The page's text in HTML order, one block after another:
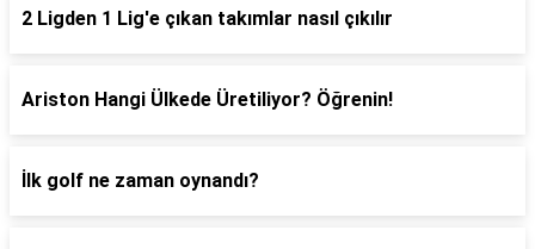
2 Ligden 1 Lig'e çıkan takımlar nasıl çıkılır
Ariston Hangi Ülkede Üretiliyor? Öğrenin!
İlk golf ne zaman oynandı?